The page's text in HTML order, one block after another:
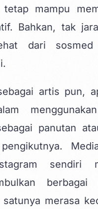
mampu
Bahkan, tak
dari sosmed
artis pun,
panutan
sendiri
berbagai
merasa